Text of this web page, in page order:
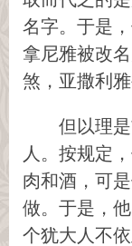
名字。于是
拿尼雅被改
煞，亚撒利
但以理
人。按规定
肉和酒，可
做。于是，
个犹大人不依